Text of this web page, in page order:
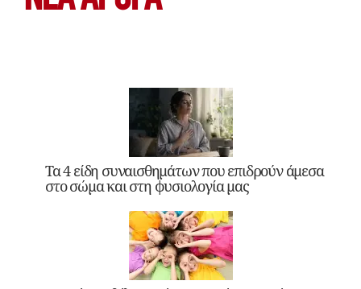
Τα 4 είδη συναισθημάτων που επιδρούν άμεσα
στο σώμα και στη φυσιολογία μας